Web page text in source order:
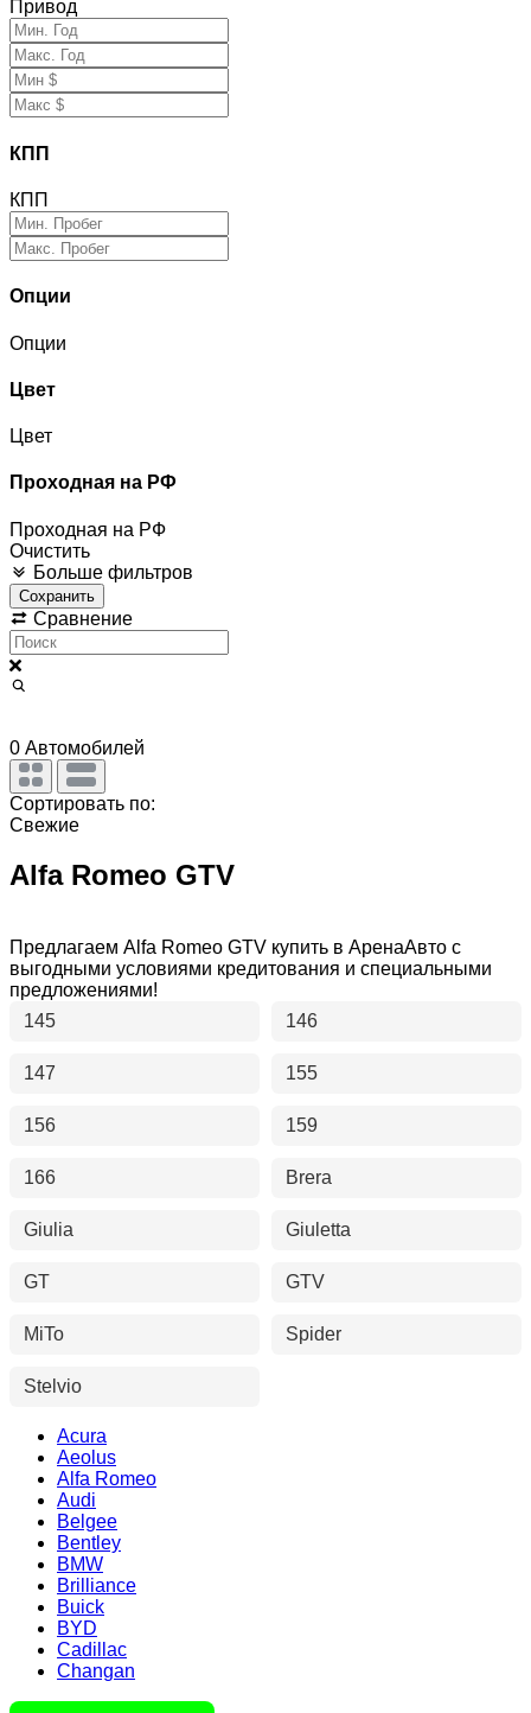
Привод
КПП
КПП
Опции
Опции
Цвет
Цвет
Проходная на РФ
Проходная на РФ
Очистить
Больше фильтров
Сохранить
Сравнение
0 Автомобилей
Сортировать по:
Свежие
Alfa Romeo GTV
Предлагаем Alfa Romeo GTV купить в АренаАвто с
выгодными условиями кредитования и специальными
предложениями!
145
146
147 155
156 159
166 Brera
Giulia Giuletta
GT GTV
MiTo Spider
Stelvio
Acura
Aeolus
Alfa Romeo
Audi
Belgee
Bentley
BMW
Brilliance
Buick
BYD
Cadillac
Changan